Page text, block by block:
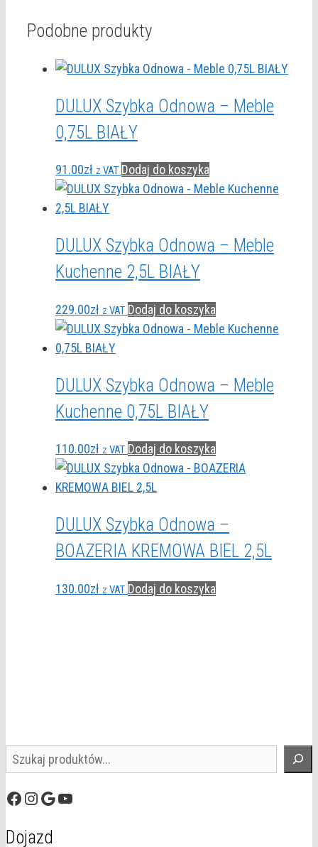
Podobne produkty
DULUX Szybka Odnowa – Meble
0,75L BIAŁY
91.00zł z VAT Dodaj do koszyka
DULUX Szybka Odnowa – Meble
Kuchenne 2,5L BIAŁY
229.00zł z VAT Dodaj do koszyka
DULUX Szybka Odnowa – Meble
Kuchenne 0,75L BIAŁY
110.00zł z VAT Dodaj do koszyka
DULUX Szybka Odnowa –
BOAZERIA KREMOWA BIEL 2,5L
130.00zł z VAT Dodaj do koszyka
Szukaj
Facebook
Instagram
GoogleYouTube
Dojazd